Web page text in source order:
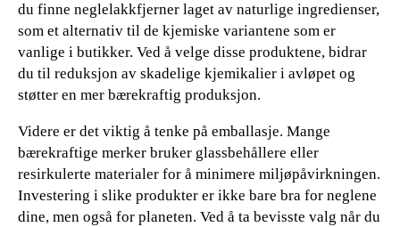
du finne neglelakkfjerner laget av naturlige ingredienser,
som et alternativ til de kjemiske variantene som er
vanlige i butikker. Ved å velge disse produktene, bidrar
du til reduksjon av skadelige kjemikalier i avløpet og
støtter en mer bærekraftig produksjon.
Videre er det viktig å tenke på emballasje. Mange
bærekraftige merker bruker glassbehållere eller
resirkulerte materialer for å minimere miljøpåvirkningen.
Investering i slike produkter er ikke bare bra for neglene
dine, men også for planeten. Ved å ta bevisste valg når du